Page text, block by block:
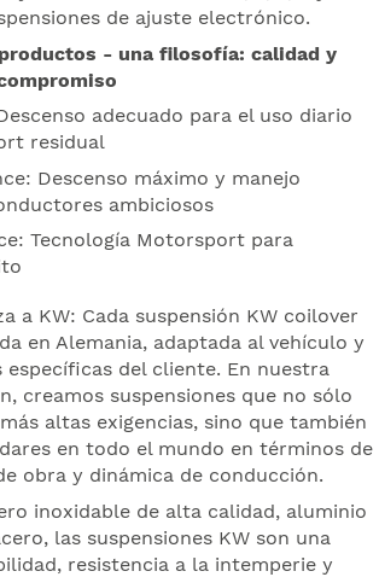
de ajuste electrónico.
- una filosofía: calidad y
adecuado para el uso diario
residual
Descenso máximo y manejo
ambiciosos
Tecnología Motorsport para
a KW: Cada suspensión KW coilover
en Alemania, adaptada al vehículo y
específicas del cliente. En nuestra
creamos suspensiones que no sólo
altas exigencias, sino que también
en todo el mundo en términos de
obra y dinámica de conducción.
inoxidable de alta calidad, aluminio
las suspensiones KW son una
resistencia a la intemperie y